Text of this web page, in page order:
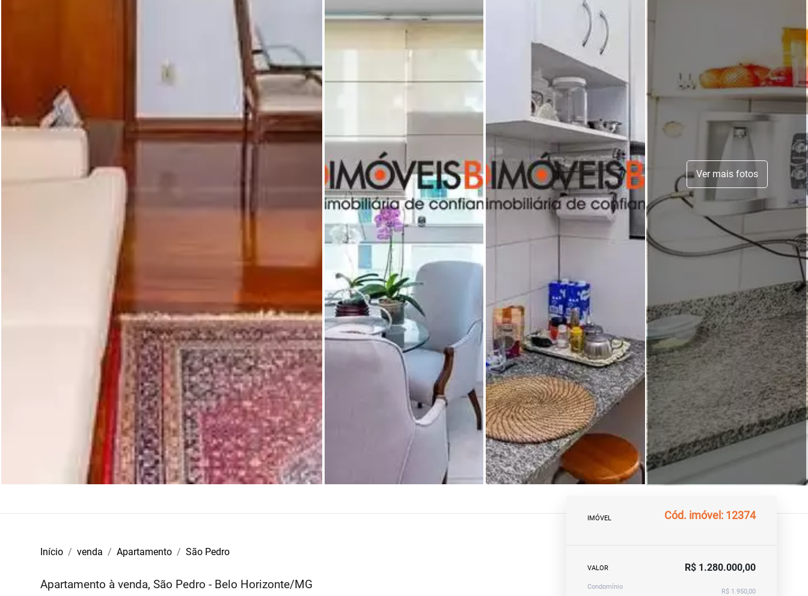
Ver mais fotos
Início venda Apartamento São Pedro
Apartamento à venda, São Pedro - Belo Horizonte/MG
IMÓVEL Cód. imóvel: 12374
VALOR R$ 1.280.000,00
Condomínio
R$ 1.950,00